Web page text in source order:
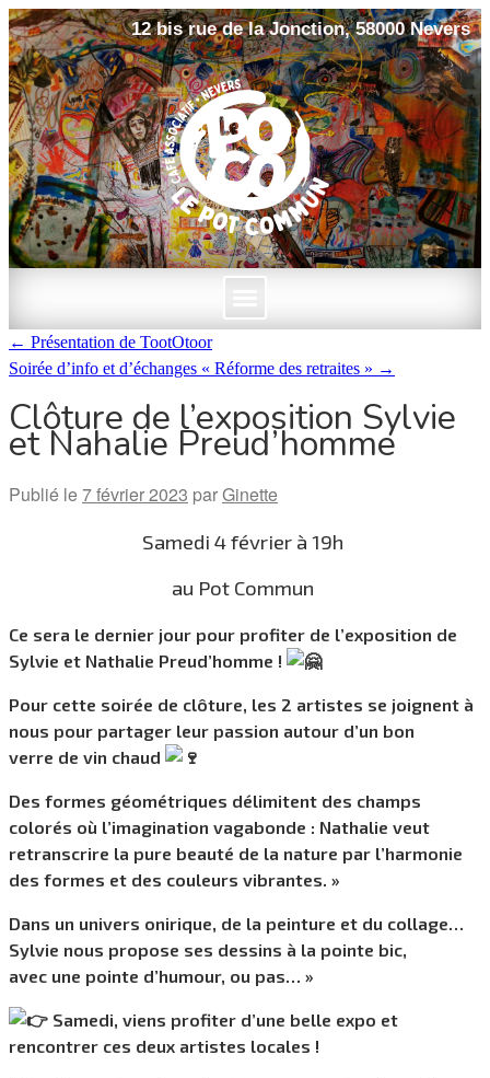
12 bis rue de la Jonction, 58000 Nevers
← Présentation de TootOtoor
Soirée d’info et d’échanges « Réforme des retraites » →
Clôture de l’exposition Sylvie
et Nahalie Preud’homme
Publié le7 février 2023 parGinette
Samedi 4 février à 19h
au Pot Commun
Ce sera le dernier jour pour profiter de l’exposition de
Sylvie et Nathalie Preud’homme !
Pour cette soirée de clôture, les 2 artistes se joignent à
nous pour partager leur passion autour d’un bon
verre de vin chaud
Des formes géométriques délimitent des champs
colorés où l’imagination vagabonde : Nathalie veut
retranscrire la pure beauté de la nature par l’harmonie
des formes et des couleurs vibrantes. »
Dans un univers onirique, de la peinture et du collage…
Sylvie nous propose ses dessins à la pointe bic,
avec une pointe d’humour, ou pas… »
Samedi, viens profiter d’une belle expo et
rencontrer ces deux artistes locales !